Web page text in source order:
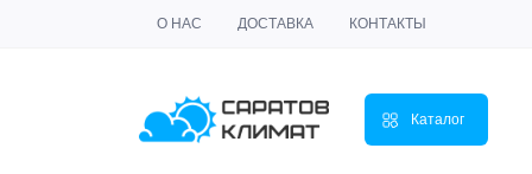
О НАС ДОСТАВКА КОНТАКТЫ
Каталог